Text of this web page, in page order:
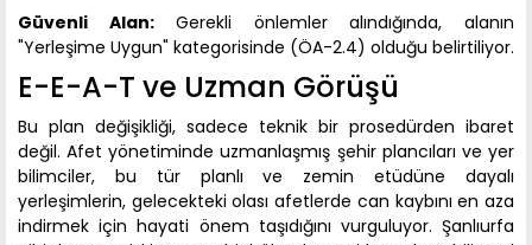
Güvenli Alan:Gerekli önlemler alındığında, alanın
"Yerleşime Uygun" kategorisinde (ÖA-2.4) olduğu belirtiliyor.
E-E-A-T ve Uzman Görüşü
Bu plan değişikliği, sadece teknik bir prosedürden ibaret
değil. Afet yönetiminde uzmanlaşmış şehir plancıları ve yer
bilimciler, bu tür planlı ve zemin etüdüne dayalı
yerleşimlerin, gelecekteki olası afetlerde can kaybını en aza
indirmek için hayati önem taşıdığını vurguluyor. Şanlıurfa